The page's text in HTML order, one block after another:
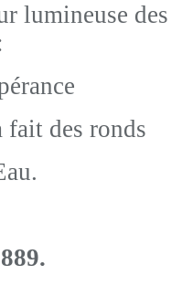
lumineuse des
fait des ronds